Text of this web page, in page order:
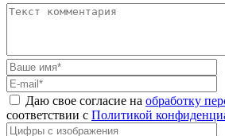
Даю свое согласие на обработку
соответствии с Политикой